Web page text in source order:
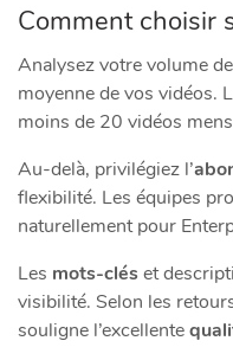
Comment choisir
Analysez votre volume
moyenne de vos vidéos.
moins de 20 vidéos
Au-delà, privilégiez l’
flexibilité. Les équipes
naturellement pour
Les mots-cléset
visibilité. Selon les
souligne l’excellente